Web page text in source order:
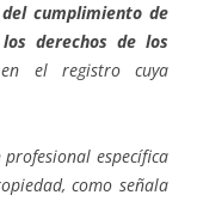
cumplimiento de
derechos de los
el registro cuya
específica
como señala